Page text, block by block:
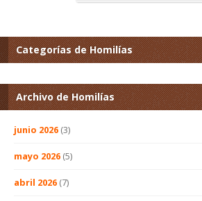
Categorías de Homilías
Archivo de Homilías
junio 2026 (3)
mayo 2026 (5)
abril 2026 (7)